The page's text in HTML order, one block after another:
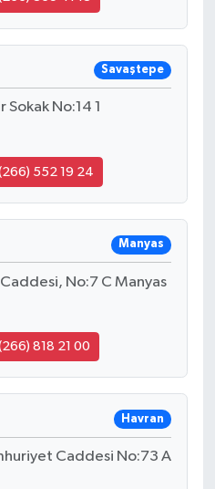
Savaştepe
No:14 1
552 19 24
Manyas
No:7 C Manyas
818 21 00
Havran
Caddesi No:73 A